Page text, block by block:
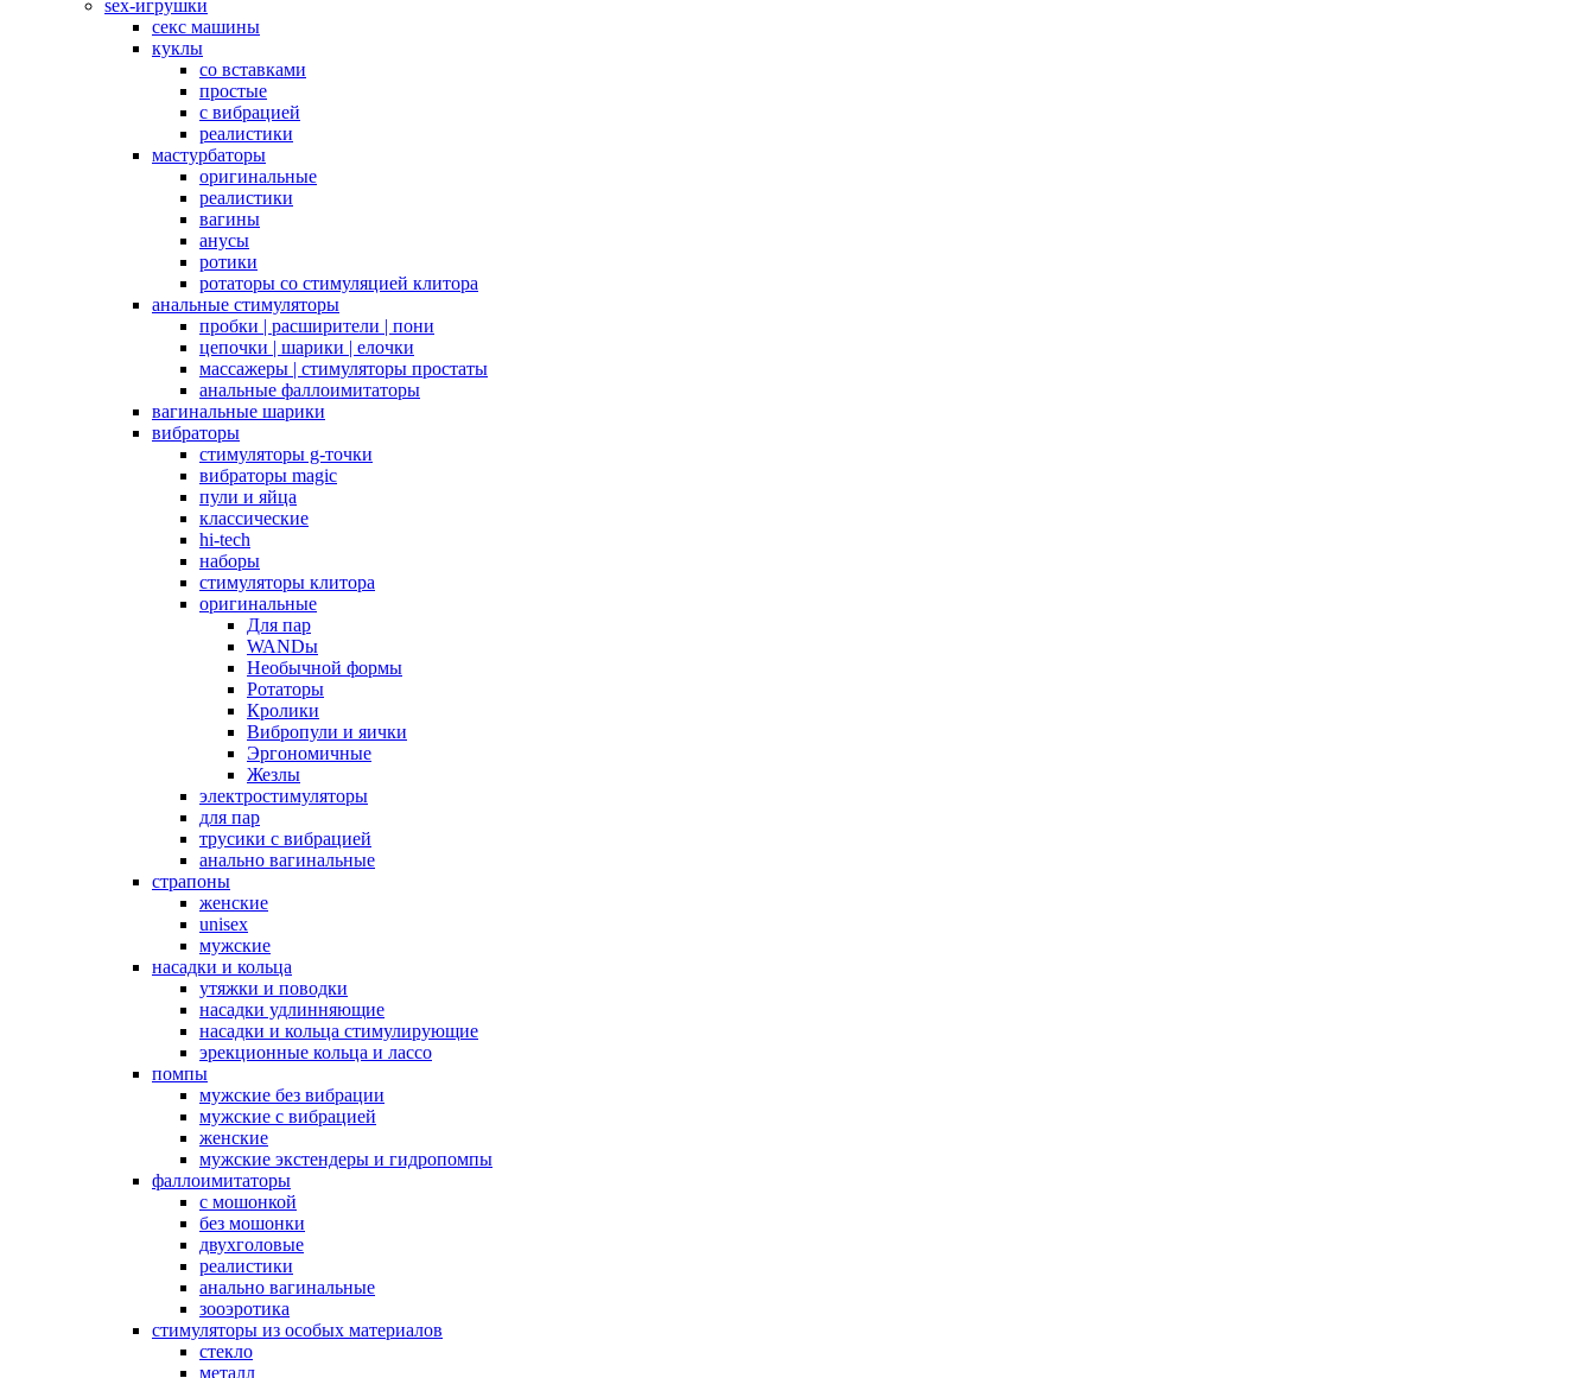
sex-игрушки
секс машины
куклы
со вставками
простые
с вибрацией
реалистики
мастурбаторы
оригинальные
реалистики
вагины
анусы
ротики
ротаторы со стимуляцией клитора
анальные стимуляторы
пробки | расширители | пони
цепочки | шарики | елочки
массажеры | стимуляторы простаты
анальные фаллоимитаторы
вагинальные шарики
вибраторы
стимуляторы g-точки
вибраторы magic
пули и яйца
классические
hi-tech
наборы
стимуляторы клитора
оригинальные
Для пар
WANDы
Необычной формы
Ротаторы
Кролики
Вибропули и яички
Эргономичные
Жезлы
электростимуляторы
для пар
трусики с вибрацией
анально вагинальные
страпоны
женские
unisex
мужские
насадки и кольца
утяжки и поводки
насадки удлинняющие
насадки и кольца стимулирующие
эрекционные кольца и лассо
помпы
мужские без вибрации
мужские с вибрацией
женские
мужские экстендеры и гидропомпы
фаллоимитаторы
с мошонкой
без мошонки
двухголовые
реалистики
анально вагинальные
зооэротика
стимуляторы из особых материалов
стекло
металл